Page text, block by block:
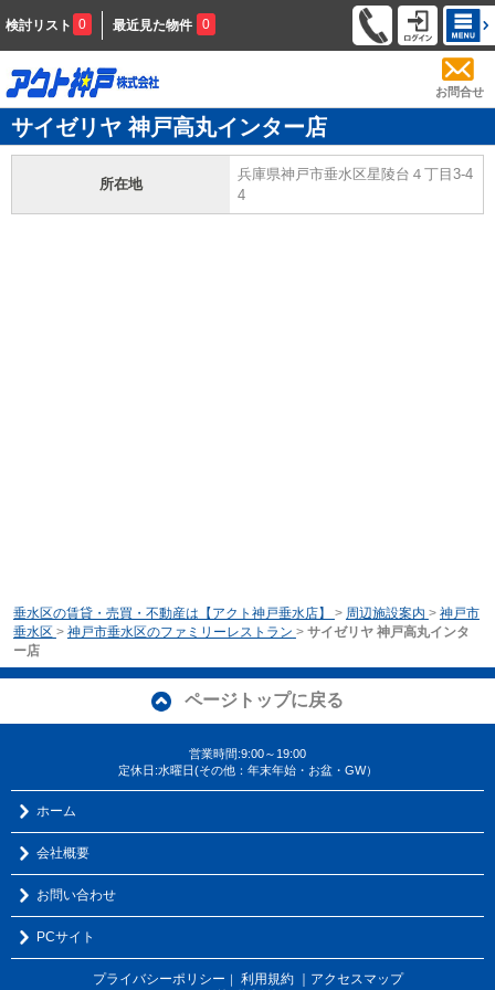
検討リスト 0 最近見た物件 0
お問合せ
サイゼリヤ 神戸高丸インター店
所在地
兵庫県神戸市垂水区星陵台４丁目3-4
4
垂水区の賃貸・売買・不動産は【アクト神戸垂水店】 > 周辺施設案内 > 神戸市
垂水区 > 神戸市垂水区のファミリーレストラン > サイゼリヤ 神戸高丸インタ
ー店
ページトップに戻る
営業時間:9:00～19:00
定休日:水曜日(その他：年末年始・お盆・GW）
ホーム
会社概要
お問い合わせ
PCサイト
プライバシーポリシー ｜ 利用規約 ｜アクセスマップ